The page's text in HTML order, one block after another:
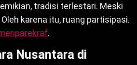
tradisi terlestari. Meski
karena itu, ruang partisipasi.
.
Nusantara di